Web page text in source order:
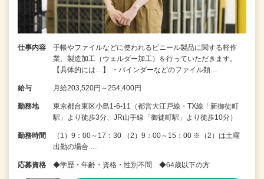
仕事内容
手帳やファイルなどに使われるビニール製品に関する軽作
業、製造加工（ウェルダー加工）を行っていただきます。
【具体的には…】 ・バインダーなどのファイル類…
給与 月給203,520円～254,400円
勤務地
東京都台東区小島1-6-11（都営大江戸線・TX線「新御徒町
駅」より徒歩3分、JR山手線「御徒町駅」より徒歩10分）
勤務時間
（1）9：00～17：30 （2）9：00～15：00 ※（2）は土曜
出勤の場合 …
応募資格 ◆学歴・年齢・資格・性別不問 ◆64歳以下の方